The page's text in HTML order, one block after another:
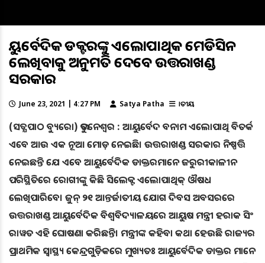
ଆୟୁର୍ବେଦିକ ଡକ୍ଟରଙ୍କୁ ଏଲୋପାଥିକ ମେଡିସିନ
ଲେଖିବାକୁ ଅନୁମତି ଦେବେ ଉତ୍ତରାଖଣ୍ଡ
ସରକାର
June 23, 2021 | 4:27 PM Satya Patha ଜାତୀୟ
(ସତ୍ଯପାଠ ବ୍ୟୁରୋ) ଭୁବନେଶ୍ୱର : ଆୟୁର୍ବେଦ ବନାମ ଏଲୋପାଥି ବିତର୍କ
ଏବେ ଆଉ ଏକ ନୂଆ ମୋଡ଼ ନେଇଛି। ଉତ୍ତରାଖଣ୍ଡ ସରକାର ନିଷ୍ପତ୍ତି
ନେଇଛନ୍ତି ଯେ ଏବେ ଆୟୁର୍ବେଦିକ ଡାକ୍ତରମାନେ ଜରୁରୀକାଳୀନ
ପରିସ୍ଥିତିରେ ରୋଗୀଙ୍କୁ କିଛି ସିଲେକ୍ଟ ଏଲୋପାଥିକ୍ ଔଷଧ
ଲେଖିପାରିବେ। ଜୁନ୍ ୨୧ ଆନ୍ତର୍ଜାତୀୟ ଯୋଗ ଦିବସ ଅବସରରେ
ଉତ୍ତରାଖଣ୍ଡ ଆୟୁର୍ବେଦିକ ବିଶ୍ୱବିଦ୍ୟାଳୟରେ ଆୟୁଷ ମନ୍ତ୍ରୀ ହରାକ ସିଂ
ରାୱତ ଏହି ଘୋଷଣା କରିଛନ୍ତି। ମନ୍ତ୍ରୀଙ୍କ କହିବା କଥା ହେଉଛି ରାଜ୍ୟର
ପ୍ରାଥମିକ ସ୍ୱାସ୍ଥ୍ୟ କେନ୍ଦ୍ରଗୁଡ଼ିକରେ ମୁଖ୍ୟତଃ ଆୟୁର୍ବେଦିକ ଡାକ୍ତର ମାନେ